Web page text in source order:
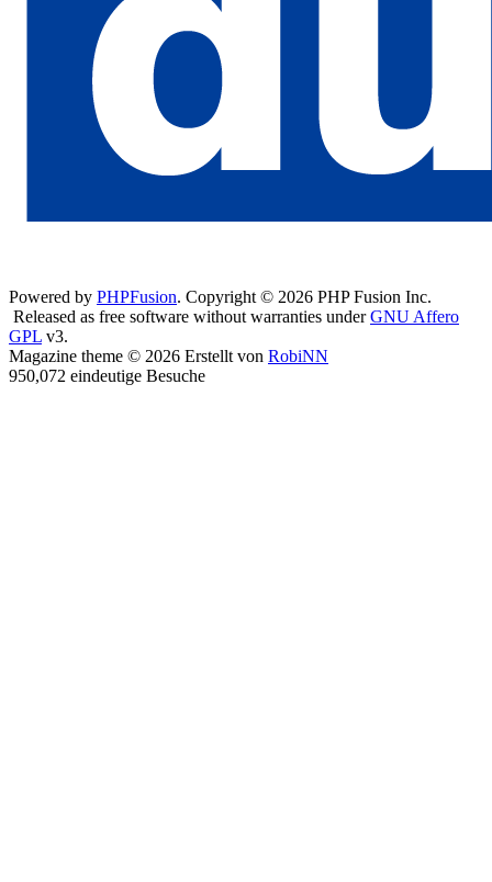
Powered by PHPFusion. Copyright © 2026 PHP Fusion Inc.
Released as free software without warranties underGNU Affero
GPL v3.
Magazine theme © 2026 Erstellt von RobiNN
950,072 eindeutige Besuche